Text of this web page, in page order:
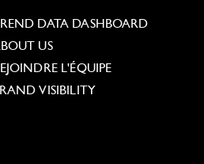
DATA DASHBOARD
US
L'ÉQUIPE
VISIBILITY